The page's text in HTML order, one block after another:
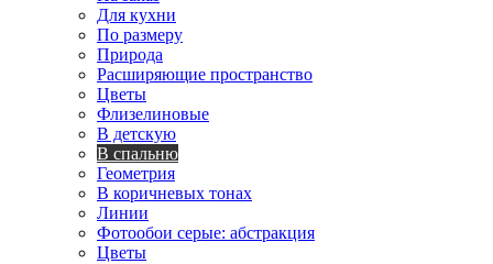
Для кухни
По размеру
Природа
Расширяющие пространство
Цветы
Флизелиновые
В детскую
В спальню
Геометрия
В коричневых тонах
Линии
Фотообои серые: абстракция
Цветы